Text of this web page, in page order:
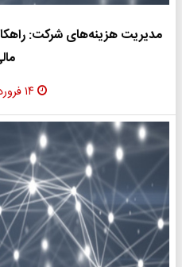
مدیریت هزینه‌های شرکت:
۱۴ فروردین ۱۴۰۳